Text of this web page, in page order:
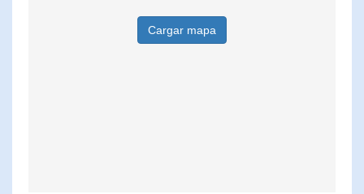
Cargar mapa